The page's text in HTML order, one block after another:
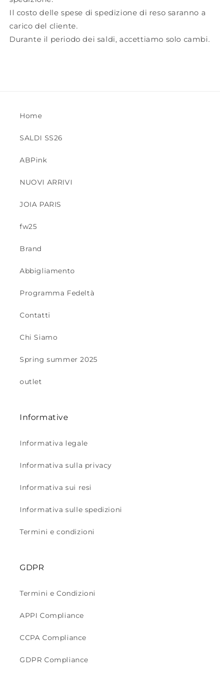
Il costo delle spese di spedizione di reso saranno a
carico del cliente.
Durante il periodo dei saldi, accettiamo solo cambi.
Home
SALDI SS26
ABPink
NUOVI ARRIVI
JOIA PARIS
fw25
Brand
Abbigliamento
Programma Fedeltà
Contatti
Chi Siamo
Spring summer 2025
outlet
Informative
Informativa legale
Informativa sulla privacy
Informativa sui resi
Informativa sulle spedizioni
Termini e condizioni
GDPR
Termini e Condizioni
APPI Compliance
CCPA Compliance
GDPR Compliance